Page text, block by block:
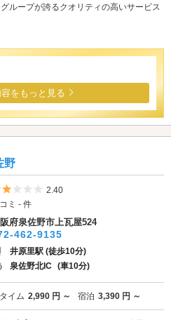
ループが誇るクオリティの高いサービス
をもっと見る
野
5つ星のうち2
2.40
ミ - 件
府泉佐野市上瓦屋524
462-9135
井原里駅 (徒歩10分)
泉佐野北IC (車10分)
イム 2,990 円 ～ 宿泊 3,390 円 ～